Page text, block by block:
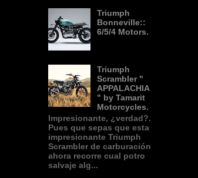
Triumph
Bonneville::
6/5/4 Motors.
Triumph
Scrambler "
APPALACHIA
" by Tamarit
Motorcycles.
Impresionante, ¿verdad?.
Pues que sepas que esta
impresionante Triumph
Scrambler de carburación
ahora recorre cual potro
salvaje alg...